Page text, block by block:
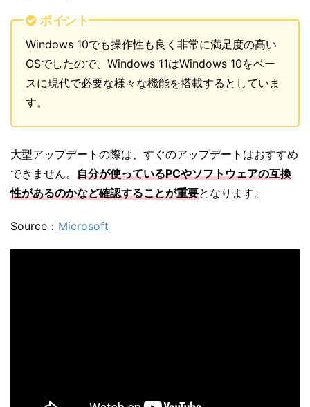
ポイント
Windows 10でも操作性も良く非常に満足度の高い
OSでしたので、Windows 11はWindows 10をベー
スに現代で必要な様々な機能を搭載するとしていま
す。
大型アップデートの際は、すぐのアップデートはおすすめ
できません。 自分が使っているPCやソフトウェアの互換
性があるのかなど確認することが重要となります。
Source： Microsoft